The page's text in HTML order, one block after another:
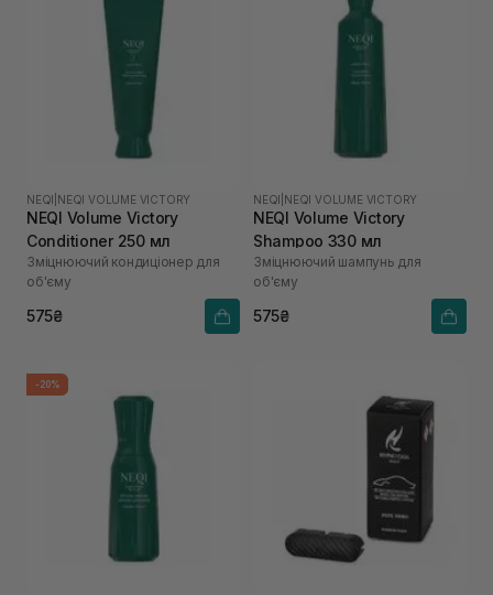
NEQI NEQI VOLUME VICTORY
NEQI Volume Victory
Conditioner 250 мл
Зміцнюючий кондиціонер для
об'єму
575₴
NEQI NEQI VOLUME VICTORY
NEQI Volume Victory
Shampoo 330 мл
Зміцнюючий шампунь для
об'єму
575₴
-20%